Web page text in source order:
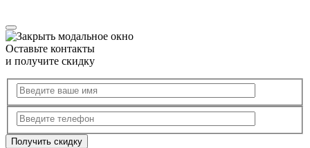
Оставьте контакты
и получите скидку